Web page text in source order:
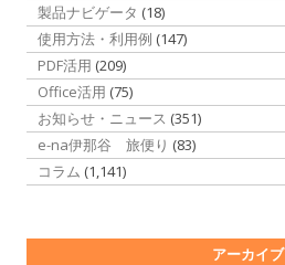
製品ナビゲータ (18)
使用方法・利用例 (147)
PDF活用 (209)
Office活用 (75)
お知らせ・ニュース (351)
e-na伊那谷 旅便り (83)
コラム (1,141)
アーカイブ